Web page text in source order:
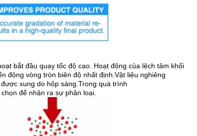
bắt đầu quay tốc độ cao. Hoạt động của lệch tâm khối
động vòng tròn biên độ nhất định.Vật liệu nghiêng
xung do hộp sàng.Trong quá trình
để nhận ra sự phân loại.